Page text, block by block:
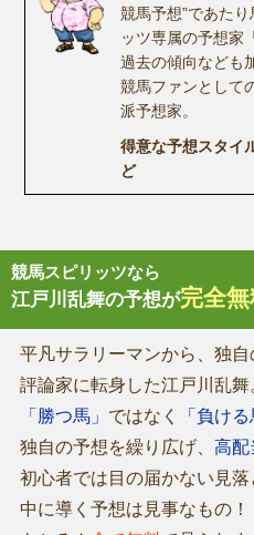
競馬予想”であた
ッツ専属の予想家
過去の傾向なども
競馬ファンとして
派予想家。
得意な予想スタイ
ど
競馬スピリッツなら
江戸川乱舞の予想が完全
平凡サラリーマンから、独
評論家に転身した江戸川乱舞
「勝つ馬」 ではなく 「負け
独自の予想を繰り広げ、 高配
初心者では目の届かない見
中に導く予想は見事なもの！